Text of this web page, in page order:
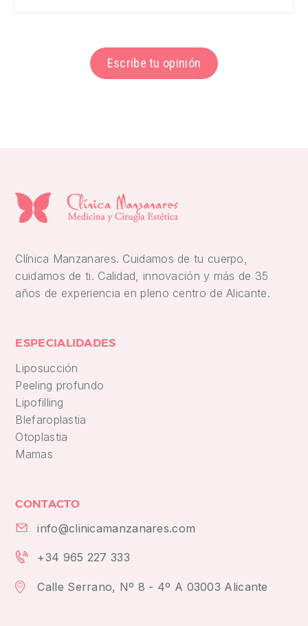
Escribe tu opinión
Clínica Manzanares. Cuidamos de tu cuerpo,
cuidamos de ti. Calidad, innovación y más de 35
años de experiencia en pleno centro de Alicante.
ESPECIALIDADES
Liposucción
Peeling profundo
Lipofilling
Blefaroplastia
Otoplastia
Mamas
CONTACTO
info@clinicamanzanares.com
+34 965 227 333
Calle Serrano, Nº 8 - 4º A 03003 Alicante